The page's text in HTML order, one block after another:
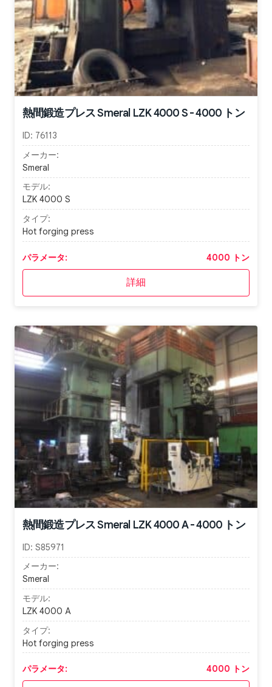
熱間鍛造プレス Smeral LZK 4000 S - 4000 トン
ID: 76113
メーカー:
Smeral
モデル:
LZK 4000 S
タイプ:
Hot forging press
パラメータ: 4000 トン
詳細
熱間鍛造プレス Smeral LZK 4000 A - 4000 トン
ID: S85971
メーカー:
Smeral
モデル:
LZK 4000 A
タイプ:
Hot forging press
パラメータ: 4000 トン